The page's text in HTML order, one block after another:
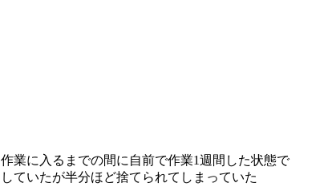
業に入るまでの間に自前で作業1週間した状態で
ていたが半分ほど捨てられてしまっていた